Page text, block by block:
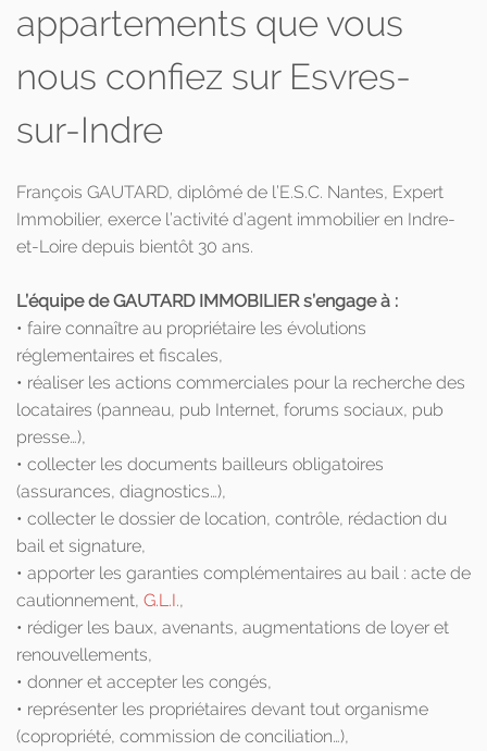
appartements que vous
nous confiez sur Esvres-
sur-Indre
François GAUTARD, diplômé de l’E.S.C. Nantes, Expert
Immobilier, exerce l’activité d’agent immobilier en Indre-
et-Loire depuis bientôt 30 ans.
L’équipe de GAUTARD IMMOBILIER s’engage à :
• faire connaître au propriétaire les évolutions
réglementaires et fiscales,
• réaliser les actions commerciales pour la recherche des
locataires (panneau, pub Internet, forums sociaux, pub
presse…),
• collecter les documents bailleurs obligatoires
(assurances, diagnostics…),
• collecter le dossier de location, contrôle, rédaction du
bail et signature,
• apporter les garanties complémentaires au bail : acte de
cautionnement, G.L.I.,
• rédiger les baux, avenants, augmentations de loyer et
renouvellements,
• donner et accepter les congés,
• représenter les propriétaires devant tout organisme
(copropriété, commission de conciliation…),